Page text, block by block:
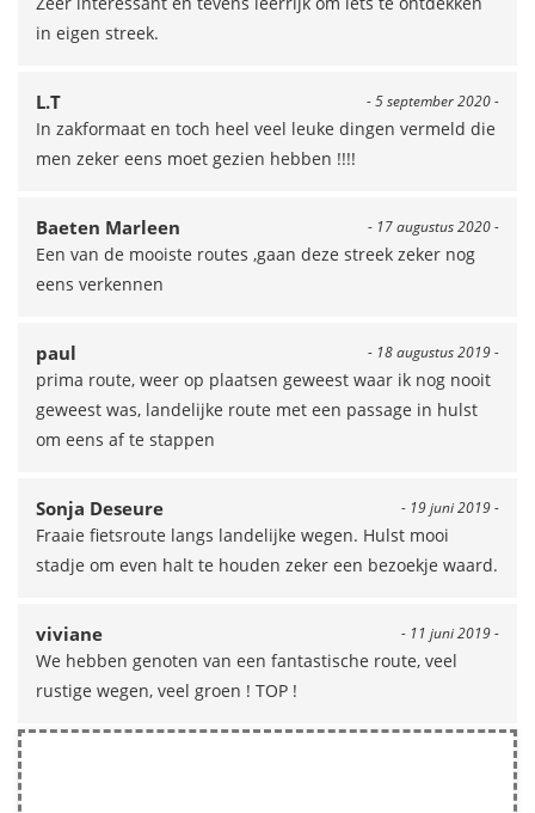
in eigen streek.
- 5 september 2020 -
L.T
In zakformaat en toch heel veel leuke dingen vermeld die
men zeker eens moet gezien hebben !!!!
- 17 augustus 2020 -
Baeten Marleen
Een van de mooiste routes ,gaan deze streek zeker nog
eens verkennen
- 18 augustus 2019 -
paul
prima route, weer op plaatsen geweest waar ik nog nooit
geweest was, landelijke route met een passage in hulst
om eens af te stappen
- 19 juni 2019 -
Sonja Deseure
Fraaie fietsroute langs landelijke wegen. Hulst mooi
stadje om even halt te houden zeker een bezoekje waard.
- 11 juni 2019 -
viviane
We hebben genoten van een fantastische route, veel
rustige wegen, veel groen ! TOP !